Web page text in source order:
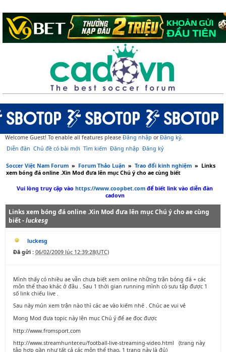
Welcome Guest! To enable all features please Đăng nhập orĐăng ký.
Diễn đàn Chủ đề có bài mới Tìm kiếm Đăng nhập Đăng ký
Soccer Việt Nam Forum » Forum Thảo Luận » Trao đổi kinh nghiệm » Links
xem bóng đá online .Xin Mod đưa lên mục Chú ý cho ae cùng biết
Vui lòng truy cập vàohttps://www.coopbet.comđể biết link vào diễn đàn
cadovn
Links xem bóng đá online .Xin Mod đưa lên mục Chú ý cho ae cùng
biết -luckesg
luckesg
Đã gửi : 06/02/2009 lúc 12:39:28(UTC)
Mình thấy có nhiều ae vẫn chưa biết xem online những trận bóng đá + các
môn thể thao khác ở đâu . Sau 1 thời gian running mình có sưu tập được 1
số link chiếu live .
Sau này mún xem trận nào thì các ae vào kiếm nhé . Chúc ae vui vẻ
Mong Mod đưa topic này lên mục Chú ý để ae đọc được
http://www.fromsport.com
http://www.streamhunter.eu/football-live-streaming-video.html (trang này
tập hợp gần như tất cả các môn thể thao, 1 trang này là đủ)